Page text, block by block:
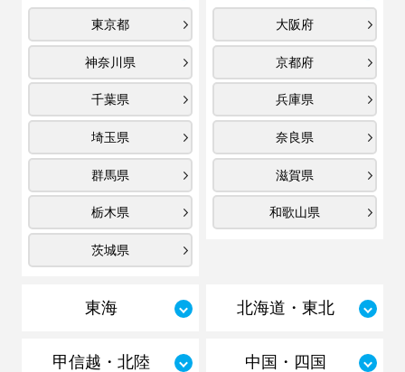
東京都
神奈川県
千葉県
埼玉県
群馬県
栃木県
茨城県
大阪府
京都府
兵庫県
奈良県
滋賀県
和歌山県
東海 北海道・東北
甲信越・北陸 中国・四国